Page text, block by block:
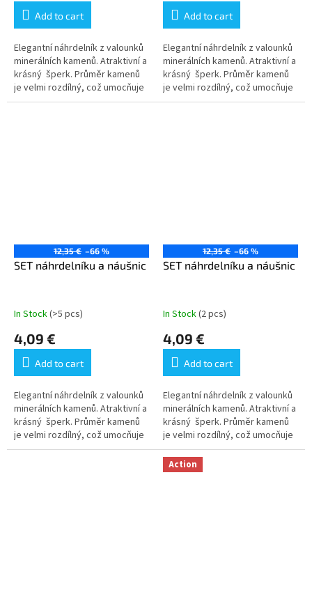
Add to cart
Elegantní náhrdelník z valounků
minerálních kamenů. Atraktivní a
krásný šperk. Průměr kamenů
je velmi rozdílný, což umocňuje
atraktivitu šperku. Ilustrativní...
Add to cart
Elegantní náhrdelník z valounků
minerálních kamenů. Atraktivní a
krásný šperk. Průměr kamenů
je velmi rozdílný, což umocňuje
atraktivitu šperku. Ilustrativní...
12,35 € –66 %
SET náhrdelníku a náušnic
In Stock(>5 pcs)
4,09 €
Add to cart
Elegantní náhrdelník z valounků
minerálních kamenů. Atraktivní a
krásný šperk. Průměr kamenů
je velmi rozdílný, což umocňuje
atraktivitu šperku. Ilustrativní...
12,35 € –66 %
SET náhrdelníku a náušnic
In Stock(2 pcs)
4,09 €
Add to cart
Elegantní náhrdelník z valounků
minerálních kamenů. Atraktivní a
krásný šperk. Průměr kamenů
je velmi rozdílný, což umocňuje
atraktivitu šperku. Ilustrativní...
Action